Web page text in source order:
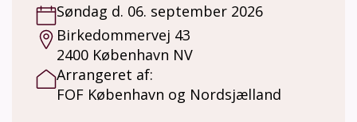
Søndag d. 06. september 2026
Birkedommervej 43
2400 København NV
Arrangeret af:
FOF København og Nordsjælland